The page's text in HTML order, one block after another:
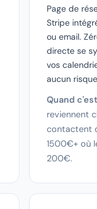
Page de
Stripe
ou email.
directe se
vos
aucun
Quand
reviennent
contactent
1500€+ où
200€.